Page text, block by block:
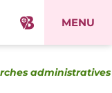
MENU
administratives